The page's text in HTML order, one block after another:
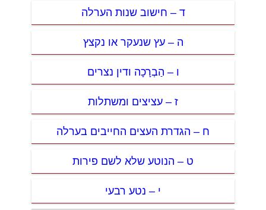
ד – חישוב שנות הערלה
ה – עץ שנעקר או נקצץ
ו – הַבְרָכָה ודין נצרים
ז – עציצים ומשתלות
ח – הגדרת העצים החייבים בערלה
ט – הנוטע שלא לשם פירות
י – נטע רבעי